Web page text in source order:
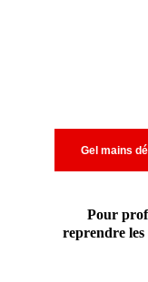
Gel mains
Pour
reprendre les